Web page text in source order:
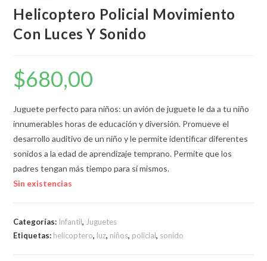
Helicoptero Policial Movimiento
Con Luces Y Sonido
$680,00
Juguete perfecto para niños: un avión de juguete le da a tu niño
innumerables horas de educación y diversión. Promueve el
desarrollo auditivo de un niño y le permite identificar diferentes
sonidos a la edad de aprendizaje temprano. Permite que los
padres tengan más tiempo para sí mismos.
Sin existencias
Categorías: Infantil, Juguetes
Etiquetas: helicoptero, luz, niños, policial, sonido